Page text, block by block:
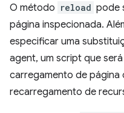
O método reload pode
página inspecionada.
especificar uma
agent, um script que
carregamento de
recarregamento de